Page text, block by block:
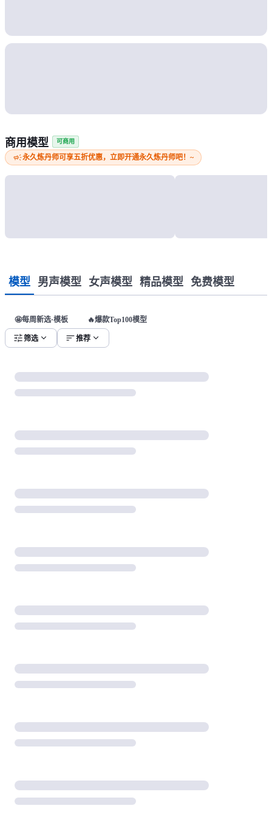
商用模型 可商用
campaign永久炼丹师可享五折优惠，立即开通永久炼丹师吧！~
模型 男声模型 女声模型 精品模型 免费模型
🤩每周新选·模板 🔥爆款Top100模型
tune筛选 expand_more sort推荐 expand_more